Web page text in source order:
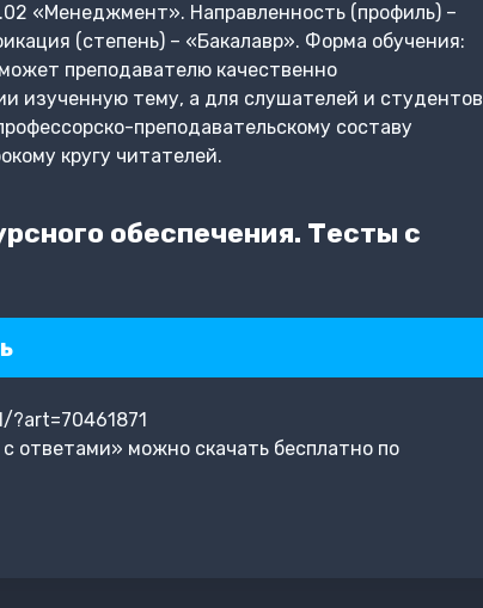
«Менеджмент». Направленность (профиль) –
(степень) – «Бакалавр». Форма обучения:
преподавателю качественно
изученную тему, а для слушателей и студентов
преподавательскому составу
кругу читателей.
обеспечения. Тесты с
ответами» можно скачать бесплатно по